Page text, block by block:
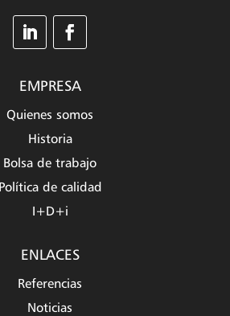
EMPRESA
Quienes somos
Historia
Bolsa de trabajo
Política de calidad
I+D+i
ENLACES
Referencias
Noticias